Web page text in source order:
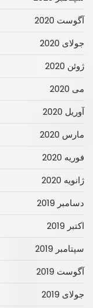
آگوست 2020
جولای 2020
ژوئن 2020
می 2020
آوریل 2020
مارس 2020
فوریه 2020
ژانویه 2020
دسامبر 2019
اکتبر 2019
سپتامبر 2019
آگوست 2019
جولای 2019